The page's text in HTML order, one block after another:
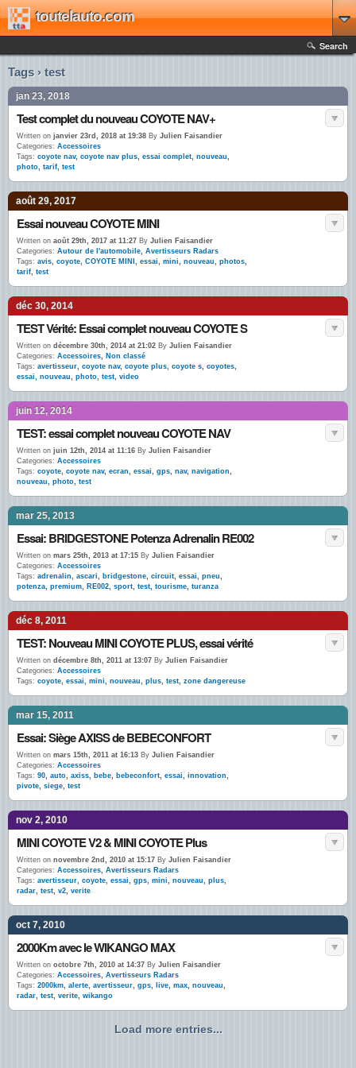
toutelauto.com
Search
Tags › test
jan 23, 2018
Test complet du nouveau COYOTE NAV+
Written on janvier 23rd, 2018 at 19:38 By Julien Faisandier
Categories: Accessoires
Tags: coyote nav, coyote nav plus, essai complet, nouveau,
photo, tarif, test
août 29, 2017
Essai nouveau COYOTE MINI
Written on août 29th, 2017 at 11:27 By Julien Faisandier
Categories: Autour de l'automobile, Avertisseurs Radars
Tags: avis, coyote, COYOTE MINI , essai, mini, nouveau, photos,
tarif, test
déc 30, 2014
TEST Vérité: Essai complet nouveau COYOTE S
Written on décembre 30th, 2014 at 21:02 By Julien Faisandier
Categories: Accessoires, Non classé
Tags: avertisseur, coyote nav, coyote plus, coyote s, coyotes,
essai, nouveau, photo, test, video
juin 12, 2014
TEST: essai complet nouveau COYOTE NAV
Written on juin 12th, 2014 at 11:16 By Julien Faisandier
Categories: Accessoires
Tags: coyote, coyote nav, ecran, essai, gps, nav, navigation,
nouveau, photo, test
mar 25, 2013
Essai: BRIDGESTONE Potenza Adrenalin RE002
Written on mars 25th, 2013 at 17:15 By Julien Faisandier
Categories: Accessoires
Tags: adrenalin, ascari, bridgestone, circuit, essai, pneu,
potenza, premium, RE002, sport, test, tourisme, turanza
déc 8, 2011
TEST: Nouveau MINI COYOTE PLUS, essai vérité
Written on décembre 8th, 2011 at 13:07 By Julien Faisandier
Categories: Accessoires
Tags: coyote, essai, mini, nouveau, plus, test, zone dangereuse
mar 15, 2011
Essai: Siège AXISS de BEBECONFORT
Written on mars 15th, 2011 at 16:13 By Julien Faisandier
Categories: Accessoires
Tags: 90, auto, axiss, bebe, bebeconfort, essai, innovation,
pivote, siege, test
nov 2, 2010
MINI COYOTE V2 & MINI COYOTE Plus
Written on novembre 2nd, 2010 at 15:17 By Julien Faisandier
Categories: Accessoires, Avertisseurs Radars
Tags: avertisseur, coyote, essai, gps, mini, nouveau, plus,
radar, test, v2, verite
oct 7, 2010
2000Km avec le WIKANGO MAX
Written on octobre 7th, 2010 at 14:37 By Julien Faisandier
Categories: Accessoires, Avertisseurs Radars
Tags: 2000km, alerte, avertisseur, gps, live, max, nouveau,
radar, test, verite, wikango
Load more entries...